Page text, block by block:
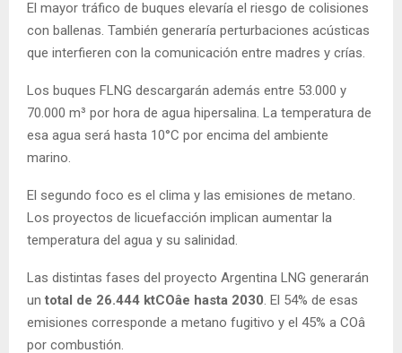
El mayor tráfico de buques elevaría el riesgo de colisiones
con ballenas. También generaría perturbaciones acústicas
que interfieren con la comunicación entre madres y crías.
Los buques FLNG descargarán además entre 53.000 y
70.000 m³ por hora de agua hipersalina. La temperatura de
esa agua será hasta 10°C por encima del ambiente
marino.
El segundo foco es el clima y las emisiones de metano.
Los proyectos de licuefacción implican aumentar la
temperatura del agua y su salinidad.
Las distintas fases del proyecto Argentina LNG generarán
un total de 26.444 ktCOâe hasta 2030. El 54% de esas
emisiones corresponde a metano fugitivo y el 45% a COâ
por combustión.